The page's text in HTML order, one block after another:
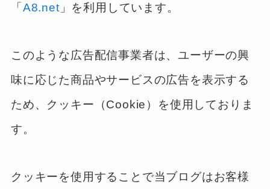
「 A8.net」を利用しています。
このような広告配信事業者は、ユーザーの興
味に応じた商品やサービスの広告を表示する
ため、クッキー（Cookie）を使用しておりま
す。
クッキーを使用することで当ブログはお客様